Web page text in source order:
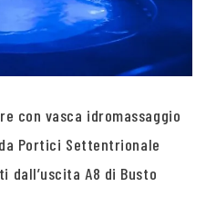
con vasca idromassaggio
Portici Settentrionale
dall’uscita A8 di Busto